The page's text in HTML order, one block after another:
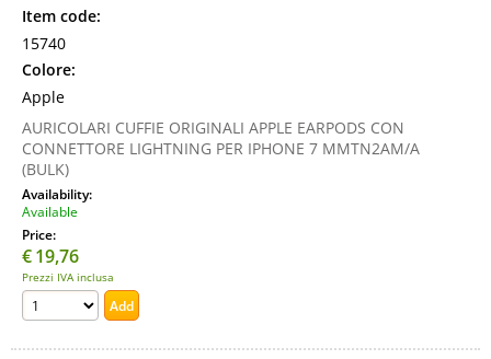
Item code:
15740
Colore:
Apple
AURICOLARI CUFFIE ORIGINALI APPLE EARPODS CON
CONNETTORE LIGHTNING PER IPHONE 7 MMTN2AM/A
(BULK)
Availability:
Available
Price:
€19,76
Prezzi IVA inclusa